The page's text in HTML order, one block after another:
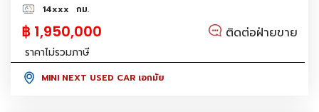
14xxx กม.
฿ 1,950,000 ติดต่อฝ่ายขาย
ราคาไม่รวมภาษี
MINI NEXT USED CAR เอกมัย